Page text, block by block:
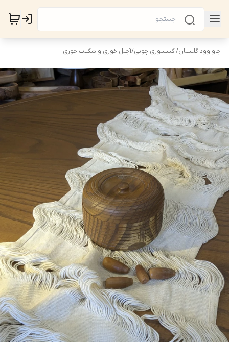
جاواوود گلستان/اکسسوری چوبی/آجیل خوری و شکلات خوری